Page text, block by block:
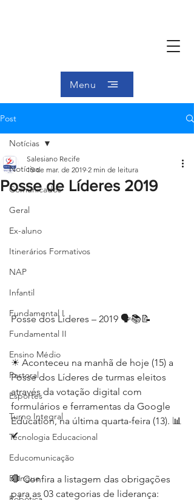
Menu
Post
Notícias
Comunicados
Geral
Ex-aluno
Itinerários Formativos
NAP
Infantil
Fundamental I
Fundamental II
Ensino Médio
Pastoral
Esportes
Turno Integral
Tecnologia Educacional
Educomunicação
Bilíngue
Notícias
Posse de Líderes 2019
Salesiano Recife
15 de mar. de 2019 2 min de leitura
Posse dos Líderes – 2019 🗣📚📝
☀ Aconteceu na manhã de hoje (15) a
Posse dos Líderes de turmas eleitos
através da votação digital com
formulários e ferramentas da Google
Education, na última quarta-feira (13). 📊
✔
🛑 Confira a listagem das obrigações
para as 03 categorias de liderança: